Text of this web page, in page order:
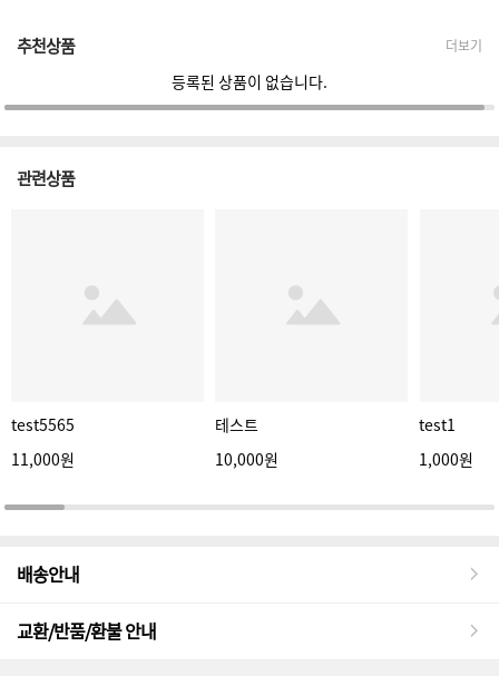
추천상품 더보기
등록된 상품이 없습니다.
관련상품
test5565
11,000원
테스트
10,000원
test1
1,000원
배송안내
교환/반품/환불 안내